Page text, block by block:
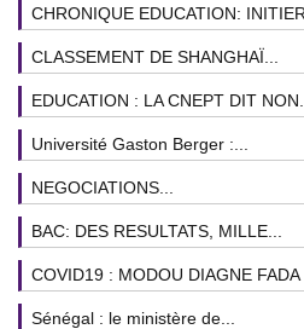
CHRONIQUE EDUCATION: INITIER
CLASSEMENT DE SHANGHAÏ...
EDUCATION : LA CNEPT DIT NON...
Université Gaston Berger :...
NEGOCIATIONS...
BAC: DES RESULTATS, MILLE...
COVID19 : MODOU DIAGNE FADA
Sénégal : le ministère de...